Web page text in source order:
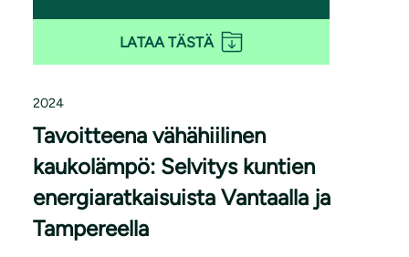
LATAA TÄSTÄ
2024
Tavoitteena vähähiilinen
kaukolämpö: Selvitys kuntien
energiaratkaisuista Vantaalla ja
Tampereella